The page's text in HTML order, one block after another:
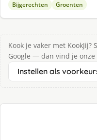
Bijgerechten Groenten
Kook je vaker met
Google — dan vind je
Instellen als